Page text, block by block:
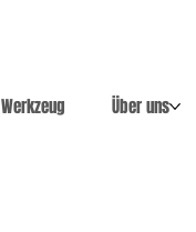
Werkzeug Über uns